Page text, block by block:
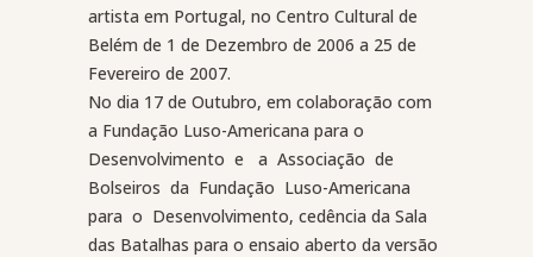
artista em Portugal, no Centro Cultural de
Belém de 1 de Dezembro de 2006 a 25 de
Fevereiro de 2007.
No dia 17 de Outubro, em colaboração com
a Fundação Luso-Americana para o
Desenvolvimento e a Associação de
Bolseiros da Fundação Luso-Americana
para o Desenvolvimento, cedência da Sala
das Batalhas para o ensaio aberto da versão